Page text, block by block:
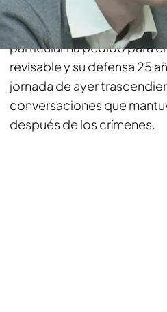
Hoy se espera que Patrick
juicio por el crimen de
particular ha pedido para
revisable y su defensa 25
jornada de ayer
conversaciones que
después de los crímenes.